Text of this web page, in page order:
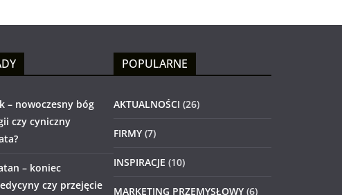
– nowoczesny bóg
czy cyniczny
– koniec
czy przejęcie
POPULARNE
AKTUALNOŚCI (26)
FIRMY (7)
INSPIRACJE (10)
MARKETING PRZEMYSŁOWY (6)